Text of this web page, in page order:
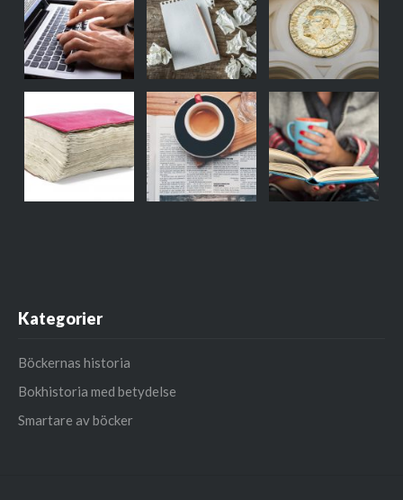
Kategorier
Böckernas historia
Bokhistoria med betydelse
Smartare av böcker